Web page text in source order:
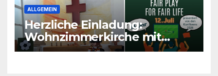
ALLGEMEIN
Herzliche Einladung:
Wohnzimmerkirche mit
unseren Konfis